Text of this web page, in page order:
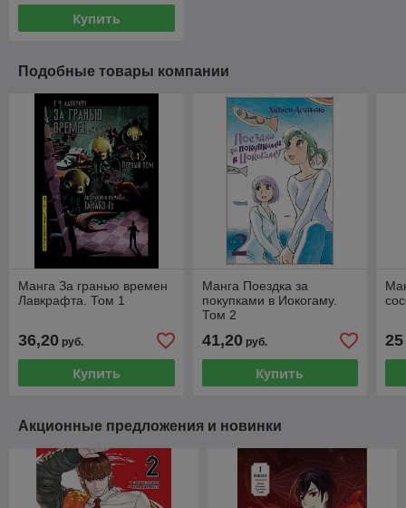
Купить
Подобные товары компании
Манга За гранью времен
Лавкрафта. Том 1
36,20 руб.
Купить
Манга Поездка за
покупками в Иокогаму.
Том 2
41,20руб.
Купить
25
Акционные предложения и новинки